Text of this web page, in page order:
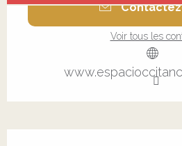
Voir tous les